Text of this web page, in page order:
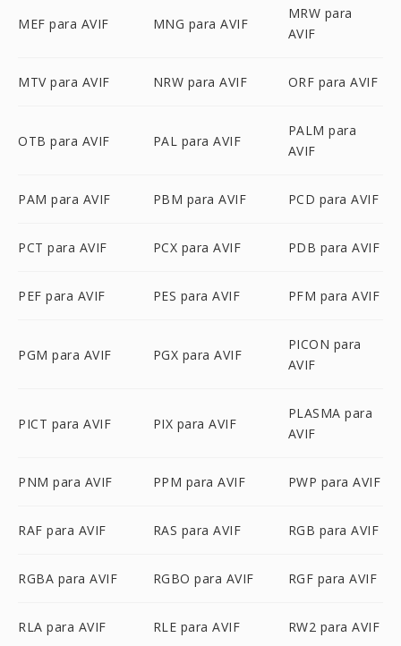
MEF para AVIF MNG para AVIF
MRW para
AVIF
MTV para AVIF NRW para AVIF ORF para AVIF
OTB para AVIF PAL para AVIF
PALM para
AVIF
PAM para AVIF PBM para AVIF PCD para AVIF
PCT para AVIF PCX para AVIF PDB para AVIF
PEF para AVIF PES para AVIF PFM para AVIF
PGM para AVIF PGX para AVIF
PICON para
AVIF
PICT para AVIF PIX para AVIF
PLASMA para
AVIF
PNM para AVIF PPM para AVIF PWP para AVIF
RAF para AVIF RAS para AVIF RGB para AVIF
RGBA para AVIF RGBO para AVIF RGF para AVIF
RLA para AVIF RLE para AVIF RW2 para AVIF